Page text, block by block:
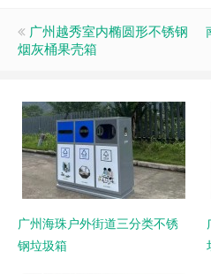
广州越秀室内椭圆形不锈钢
烟灰桶果壳箱
广州海珠户外街道三分类不锈
钢垃圾箱